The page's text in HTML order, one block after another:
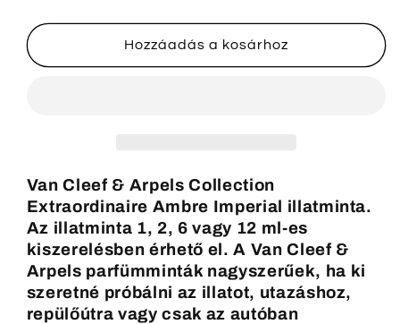
Imperial
mennyiségének
Imperial
illatminta
mennyiségének
Hozzáadás a kosárhoz
Van Cleef & Arpels Collection
Extraordinaire Ambre Imperial illatminta.
Az illatminta 1, 2, 6 vagy 12 ml-es
kiszerelésben érhető el. A Van Cleef &
Arpels parfümminták nagyszerűek, ha ki
szeretné próbálni az illatot, utazáshoz,
repülőútra vagy csak az autóban